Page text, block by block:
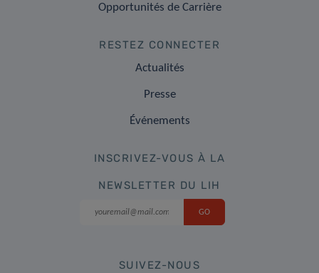
Opportunités de Carrière
RESTEZ CONNECTER
Actualités
Presse
Événements
INSCRIVEZ-VOUS À LA
NEWSLETTER DU LIH
SUIVEZ-NOUS